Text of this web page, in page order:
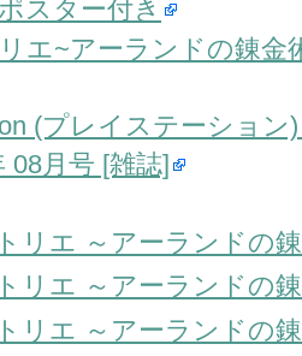
スター付き
エ~アーランドの錬
(プレイステーション
08月号 [雑誌]
リエ ～アーランドの
リエ ～アーランドの
リエ ～アーランドの